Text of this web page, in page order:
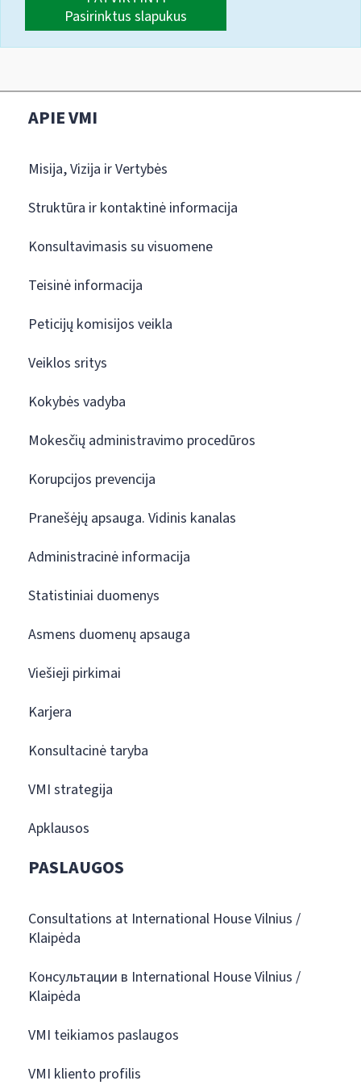
Pasirinktus slapukus
APIE VMI
Misija, Vizija ir Vertybės
Struktūra ir kontaktinė informacija
Konsultavimasis su visuomene
Teisinė informacija
Peticijų komisijos veikla
Veiklos sritys
Kokybės vadyba
Mokesčių administravimo procedūros
Korupcijos prevencija
Pranešėjų apsauga. Vidinis kanalas
Administracinė informacija
Statistiniai duomenys
Asmens duomenų apsauga
Viešieji pirkimai
Karjera
Konsultacinė taryba
VMI strategija
Apklausos
PASLAUGOS
Consultations at International House Vilnius /
Klaipėda
Консультации в International House Vilnius /
Klaipėda
VMI teikiamos paslaugos
VMI kliento profilis